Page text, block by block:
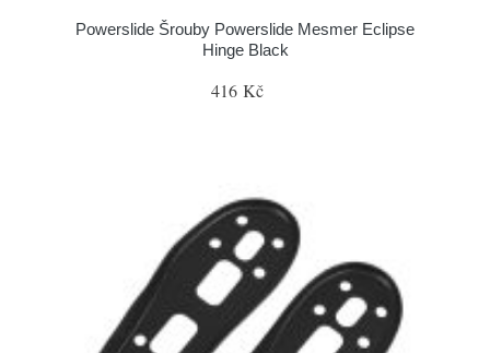
Powerslide Šrouby Powerslide Mesmer Eclipse
Hinge Black
416 Kč